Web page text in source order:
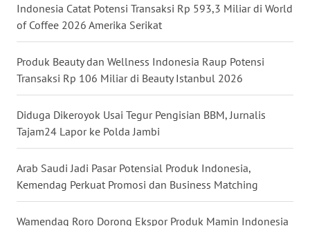
Indonesia Catat Potensi Transaksi Rp 593,3 Miliar di World
of Coffee 2026 Amerika Serikat
Produk Beauty dan Wellness Indonesia Raup Potensi
Transaksi Rp 106 Miliar di Beauty Istanbul 2026
Diduga Dikeroyok Usai Tegur Pengisian BBM, Jurnalis
Tajam24 Lapor ke Polda Jambi
Arab Saudi Jadi Pasar Potensial Produk Indonesia,
Kemendag Perkuat Promosi dan Business Matching
Wamendag Roro Dorong Ekspor Produk Mamin Indonesia
WN
KALBAR
WN
KALTENG
WN
KALTARA
WN
KALSEL